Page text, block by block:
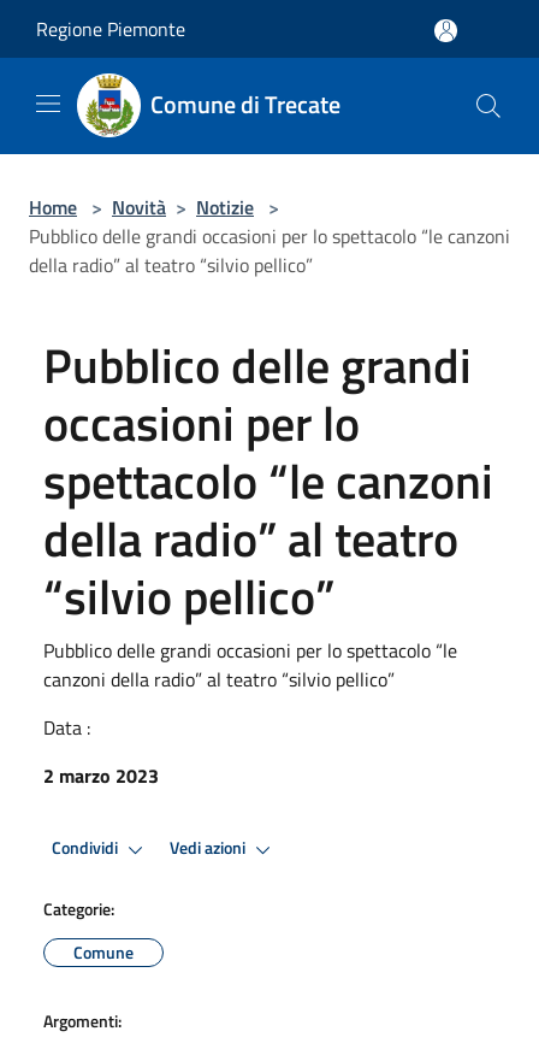
Regione Piemonte
Comune di Trecate
Home > Novità > Notizie >
Pubblico delle grandi occasioni per lo spettacolo “le canzoni
della radio” al teatro “silvio pellico”
Pubblico delle grandi
occasioni per lo
spettacolo “le canzoni
della radio” al teatro
“silvio pellico”
Pubblico delle grandi occasioni per lo spettacolo “le
canzoni della radio” al teatro “silvio pellico”
Data :
2 marzo 2023
Condividi Vedi azioni
Categorie:
Comune
Argomenti: